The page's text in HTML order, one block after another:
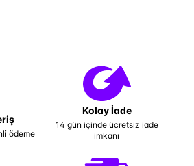
ödeme
Kolay İade
14 gün içinde ücretsiz iade
imkanı